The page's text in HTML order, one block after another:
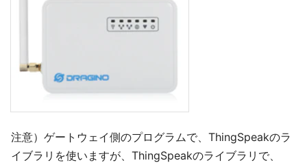
注意）ゲートウェイ側のプログラムで、ThingSpeakのラ
イブラリを使いますが、ThingSpeakのライブラリで、